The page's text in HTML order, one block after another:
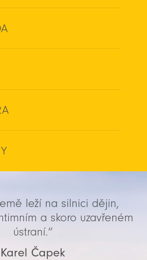
leží na silnici dějin,
a skoro uzavřeném
ústraní.“
Karel Čapek